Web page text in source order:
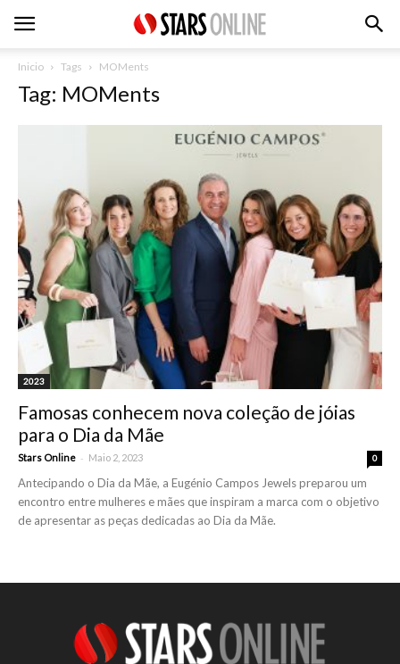
Inicio Tags MOMents
Tag: MOMents
2023
Famosas conhecem nova coleção de jóias
para o Dia da Mãe
Stars Online - Maio 2, 2023 0
Antecipando o Dia da Mãe, a Eugénio Campos Jewels preparou um
encontro entre mulheres e mães que inspiram a marca com o objetivo
de apresentar as peças dedicadas ao Dia da Mãe.